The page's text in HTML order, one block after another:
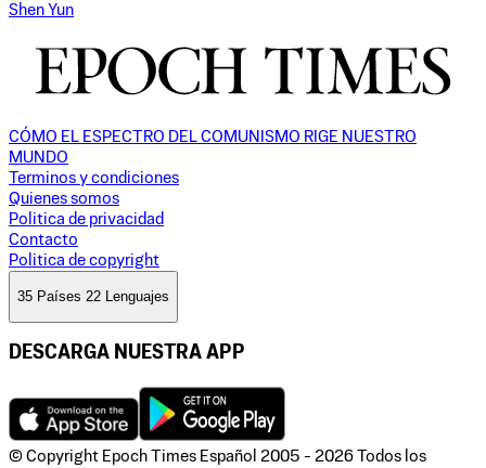
Shen Yun
CÓMO EL ESPECTRO DEL COMUNISMO RIGE NUESTRO
MUNDO
Terminos y condiciones
Quienes somos
Politica de privacidad
Contacto
Politica de copyright
35 Países 22 Lenguajes
DESCARGA NUESTRA APP
© Copyright Epoch Times Español 2005 - 2026 Todos los